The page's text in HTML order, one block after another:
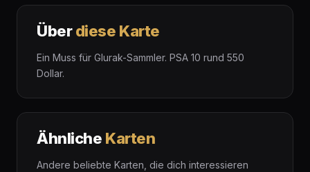
Überdiese Karte
Ein Muss für Glurak-Sammler. PSA 10 rund 550
Dollar.
Ähnliche Karten
Andere beliebte Karten, die dich interessieren